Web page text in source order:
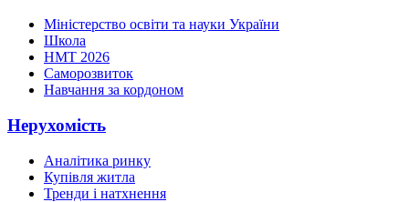
Міністерство освіти та науки України
Школа
НМТ 2026
Саморозвиток
Навчання за кордоном
Нерухомість
Аналітика ринку
Купівля житла
Тренди і натхнення